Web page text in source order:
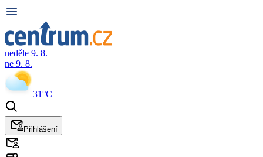
neděle 9. 8.
ne 9. 8.
31°C
Přihlášení